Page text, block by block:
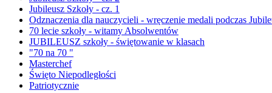
Jubileusz Szkoły - cz. 1
Odznaczenia dla nauczycieli - wręczenie medali podczas
70 lecie szkoły - witamy Absolwentów
JUBILEUSZ szkoły - świętowanie w klasach
"70 na 70 "
Masterchef
Święto Niepodległości
Patriotycznie